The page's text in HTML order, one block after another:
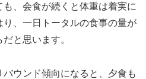
、会食が続くと体重は着実に
、一日トータルの食事の量が
と思います。
ウンド傾向になると、夕食も